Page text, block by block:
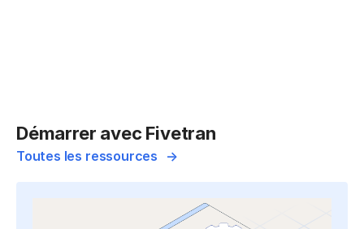
Démarrer avec Fivetran
Toutes les ressources